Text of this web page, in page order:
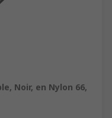
Noir, en Nylon 66,